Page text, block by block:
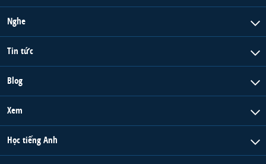
Nghe
Tin tức
Blog
Xem
Học tiếng Anh